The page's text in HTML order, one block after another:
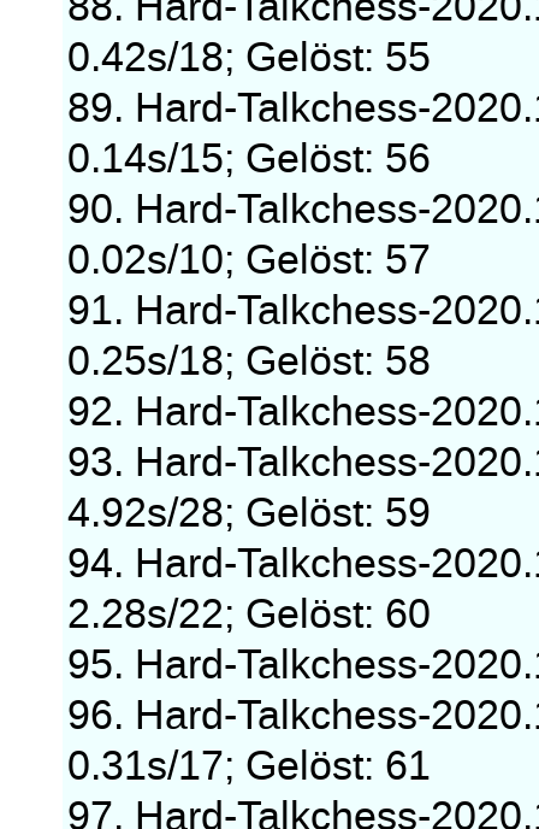
0.42s/18; Gelöst: 55
89. Hard-Talkchess-
0.14s/15; Gelöst: 56
90. Hard-Talkchess-
0.02s/10; Gelöst: 57
91. Hard-Talkchess-
0.25s/18; Gelöst: 58
92. Hard-Talkchess-
93. Hard-Talkchess-
4.92s/28; Gelöst: 59
94. Hard-Talkchess-
2.28s/22; Gelöst: 60
95. Hard-Talkchess-
96. Hard-Talkchess-
0.31s/17; Gelöst: 61
97. Hard-Talkchess-